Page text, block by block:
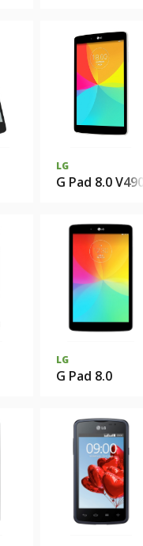
LG
G Pad 8.0 V490
LG
G Pad 8.0